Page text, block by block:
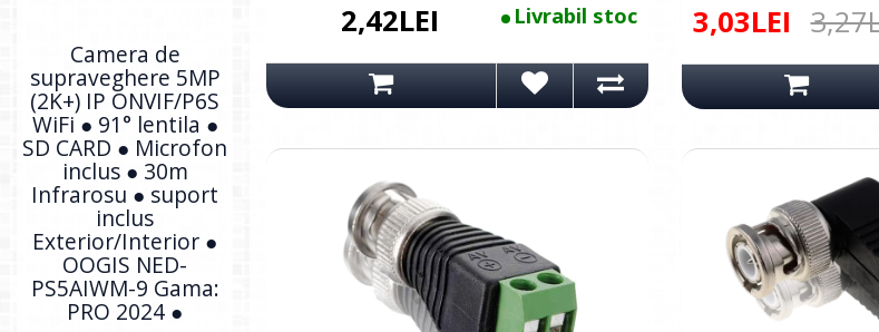
Camera de
supraveghere 5MP
(2K+) IP ONVIF/P6S
WiFi ● 91° lentila ●
SD CARD ● Microfon
inclus ● 30m
Infrarosu ● suport
inclus
Exterior/Interior ●
OOGIS NED-
PS5AIWM-9 Gama:
PRO 2024 ●
Livrabil stoc
2,42LEI 3,03LEI